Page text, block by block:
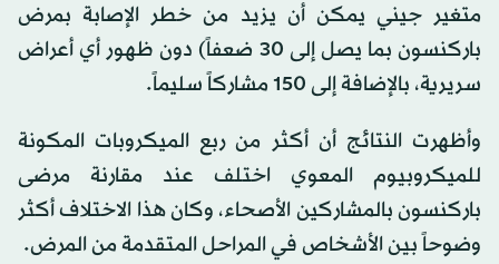
متغير جيني يمكن أن يزيد من خطر الإصابة بمرض
باركنسون بما يصل إلى 30 ضعفاً) دون ظهور أي أعراض
سريرية، بالإضافة إلى 150 مشاركاً سليماً.
وأظهرت النتائج أن أكثر من ربع الميكروبات المكونة
للميكروبيوم المعوي اختلف عند مقارنة مرضى
باركنسون بالمشاركين الأصحاء، وكان هذا الاختلاف أكثر
وضوحاً بين الأشخاص في المراحل المتقدمة من المرض.